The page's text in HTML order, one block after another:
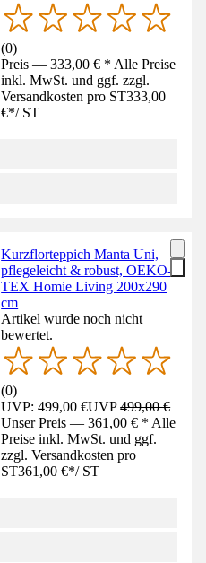
(0)
Preis — 333,00 € * Alle Preise
inkl. MwSt. und ggf. zzgl.
Versandkosten pro ST333,00
€*/ ST
Kurzflorteppich Manta Uni,
pflegeleicht & robust, OEKO-
TEX Homie Living 200x290
cm
Artikel wurde noch nicht
bewertet.
(0)
UVP: 499,00 €UVP499,00 €
Unser Preis — 361,00 € * Alle
Preise inkl. MwSt. und ggf.
zzgl. Versandkosten pro
ST361,00 €*/ ST